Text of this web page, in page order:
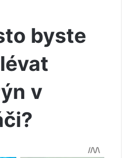
byste
v